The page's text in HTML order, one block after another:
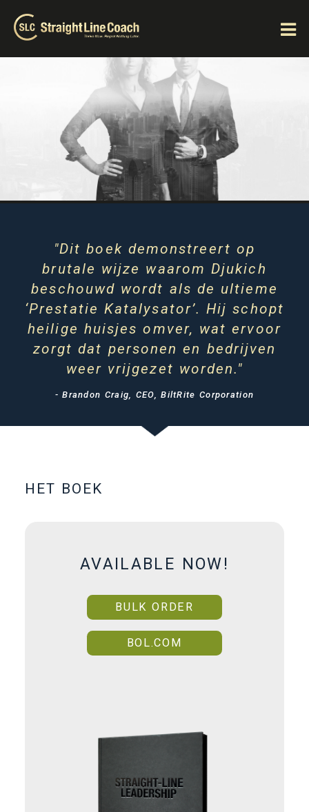
"Dit boek demonstreert op
brutale wijze waarom Djukich
beschouwd wordt als de ultieme
‘Prestatie Katalysator’. Hij schopt
heilige huisjes omver, wat ervoor
zorgt dat personen en bedrijven
weer vrijgezet worden."
- Brandon Craig, CEO, BiltRite Corporation
HET BOEK
AVAILABLE NOW!
BULK ORDER
BOL.COM